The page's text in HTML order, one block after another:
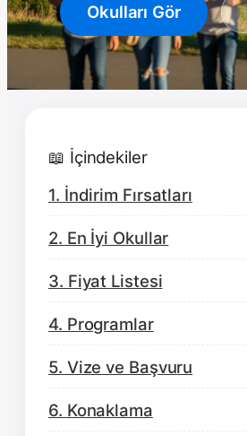
Okulları Gör
📖 İçindekiler
1. İndirim Fırsatları
2. En İyi Okullar
3. Fiyat Listesi
4. Programlar
5. Vize ve Başvuru
6. Konaklama